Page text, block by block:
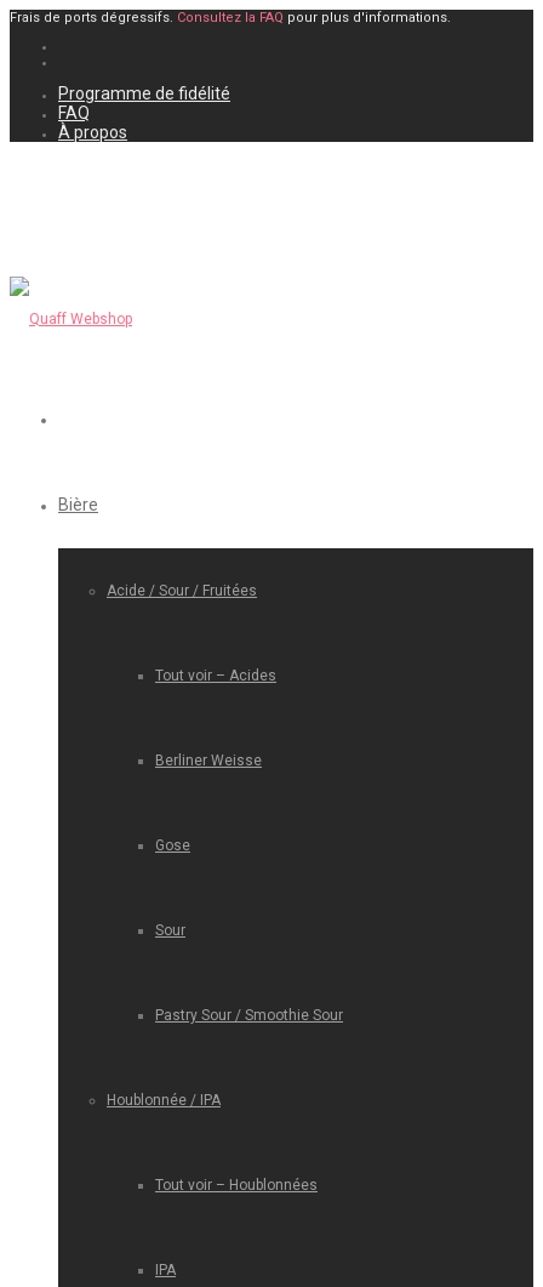
Frais de ports dégressifs. Consultez la FAQ pour plus d'informations.
Programme de fidélité
FAQ
À propos
Bière
Acide / Sour / Fruitées
Tout voir – Acides
Berliner Weisse
Gose
Sour
Pastry Sour / Smoothie Sour
Houblonnée / IPA
Tout voir – Houblonnées
IPA